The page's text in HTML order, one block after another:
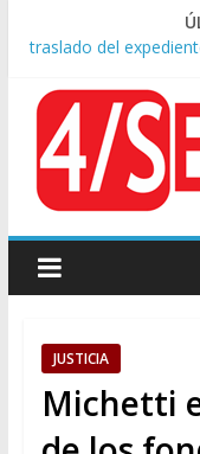
Causa AFA: el juez
traslado del
colectivo: siete
Día de San
sindicatos y
Pesar por la muerte
y conductor de TV
apuntó: “Vino un poco
JUSTICIA
Michetti